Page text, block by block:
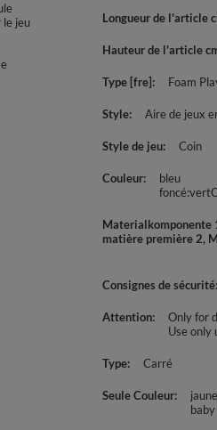
le jeu
Longueur de l'article
Hauteur de l'article
Type [fre] Foam
Style Aire de jeux
Style de jeu Coin
Couleur
bleu
Materialkomponente
matière première 2,
Consignes de sécurité
Attention
Only for
Use only
Type Carré
Seule Couleur jaune